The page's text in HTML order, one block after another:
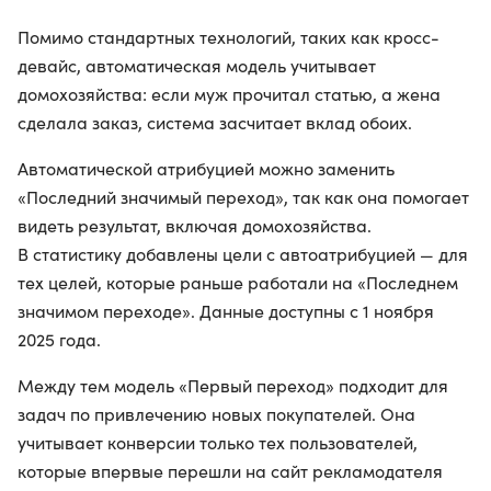
Помимо стандартных технологий, таких как кросс-
девайс, автоматическая модель учитывает
домохозяйства: если муж прочитал статью, а жена
сделала заказ, система засчитает вклад обоих.
Автоматической атрибуцией можно заменить
«Последний значимый переход», так как она помогает
видеть результат, включая домохозяйства.
В статистику добавлены цели с автоатрибуцией — для
тех целей, которые раньше работали на «Последнем
значимом переходе». Данные доступны с 1 ноября
2025 года.
Между тем модель «Первый переход» подходит для
задач по привлечению новых покупателей. Она
учитывает конверсии только тех пользователей,
которые впервые перешли на сайт рекламодателя